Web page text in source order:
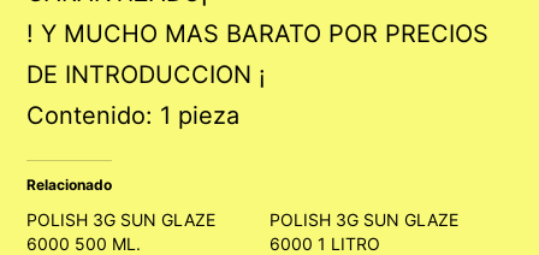
! Y MUCHO MAS BARATO POR PRECIOS
DE INTRODUCCION ¡
Contenido: 1 pieza
Relacionado
POLISH 3G SUN GLAZE
6000 500 ML.
POLISH 3G SUN GLAZE
6000 1 LITRO